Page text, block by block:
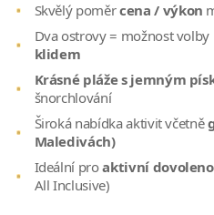
Skvělý poměrcena / výkon
Dva ostrovy = možnost volby
klidem
Krásné pláže s jemným
šnorchlování
Široká nabídka aktivit včetně
Maledivách)
Ideální proaktivní
All Inclusive)